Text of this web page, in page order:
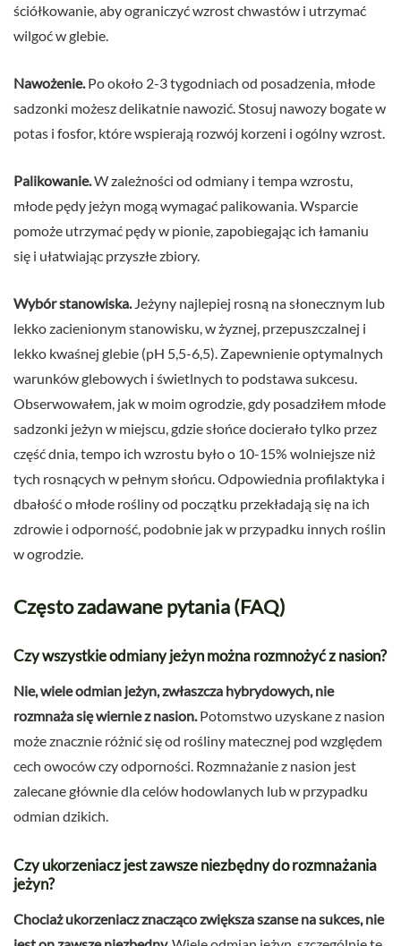
ściółkowanie, aby ograniczyć wzrost chwastów i utrzymać
wilgoć w glebie.
Nawożenie.Po około 2-3 tygodniach od posadzenia, młode
sadzonki możesz delikatnie nawozić. Stosuj nawozy bogate w
potas i fosfor, które wspierają rozwój korzeni i ogólny wzrost.
Palikowanie.W zależności od odmiany i tempa wzrostu,
młode pędy jeżyn mogą wymagać palikowania. Wsparcie
pomoże utrzymać pędy w pionie, zapobiegając ich łamaniu
się i ułatwiając przyszłe zbiory.
Wybór stanowiska.Jeżyny najlepiej rosną na słonecznym lub
lekko zacienionym stanowisku, w żyznej, przepuszczalnej i
lekko kwaśnej glebie (pH 5,5-6,5). Zapewnienie optymalnych
warunków glebowych i świetlnych to podstawa sukcesu.
Obserwowałem, jak w moim ogrodzie, gdy posadziłem młode
sadzonki jeżyn w miejscu, gdzie słońce docierało tylko przez
część dnia, tempo ich wzrostu było o 10-15% wolniejsze niż
tych rosnących w pełnym słońcu. Odpowiednia profilaktyka i
dbałość o młode rośliny od początku przekładają się na ich
zdrowie i odporność, podobnie jak w przypadku innych roślin
w ogrodzie.
Często zadawane pytania (FAQ)
Czy wszystkie odmiany jeżyn można rozmnożyć z nasion?
Nie, wiele odmian jeżyn, zwłaszcza hybrydowych, nie
rozmnaża się wiernie z nasion.Potomstwo uzyskane z nasion
może znacznie różnić się od rośliny matecznej pod względem
cech owoców czy odporności. Rozmnażanie z nasion jest
zalecane głównie dla celów hodowlanych lub w przypadku
odmian dzikich.
Czy ukorzeniacz jest zawsze niezbędny do rozmnażania
jeżyn?
Chociaż ukorzeniacz znacząco zwiększa szanse na sukces, nie